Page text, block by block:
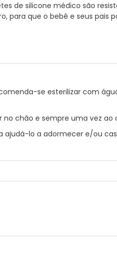
de silicone médico são
para que o bebê e seus
se esterilizar com
no chão e sempre uma vez
ajudá-lo a adormecer e/ou